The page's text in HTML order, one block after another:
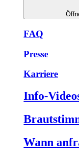
FAQ
Presse
Karriere
Info-
Wann